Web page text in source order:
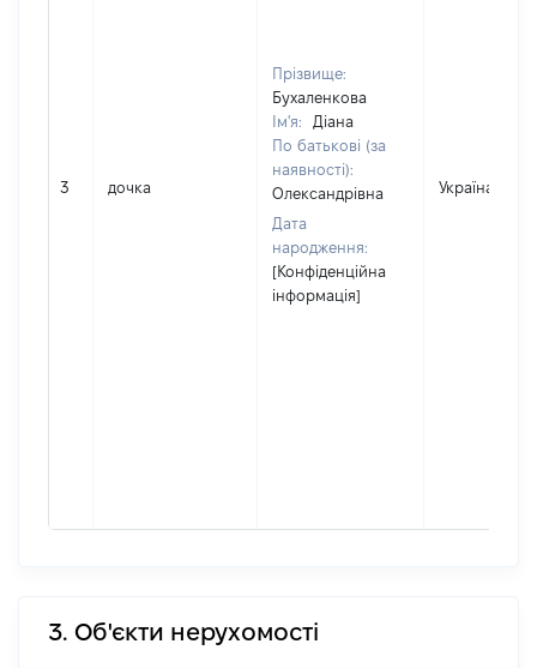
3 дочка
Прізвище:
Бухаленкова
Ім'я:
Діана
По батькові (за
наявності):
Олександрівна
Дата
народження:
[Конфіденційна
інформація]
Україна
3. Об'єкти нерухомості